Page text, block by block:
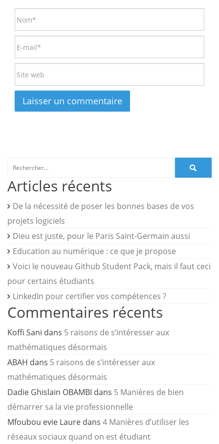
Rechercher :
Articles récents
De la nécessité de poser les bonnes bases de vos
projets logiciels
Dieu est juste, pour le Paris Saint-Germain aussi
Education au numérique : ce que je propose
Voici le nouveau Github Student Pack, mais il faut ceci
pour certains étudiants
LinkedIn pour certifier vos compétences ?
Commentaires récents
Koffi Sani dans 5 raisons de s’intéresser aux
mathématiques désormais
ABAH dans 5 raisons de s’intéresser aux
mathématiques désormais
Dadie Ghislain OBAMBI dans 5 Manières de bien
démarrer sa la vie professionnelle
Mfoubou evie Laure dans 4 Manières d’utiliser les
réseaux sociaux quand on est étudiant